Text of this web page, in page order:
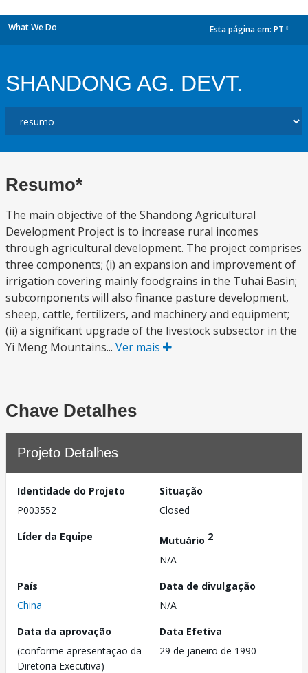
What We Do Esta página em: PT
SHANDONG AG. DEVT.
Resumo*
The main objective of the Shandong Agricultural
Development Project is to increase rural incomes
through agricultural development. The project comprises
three components; (i) an expansion and improvement of
irrigation covering mainly foodgrains in the Tuhai Basin;
subcomponents will also finance pasture development,
sheep, cattle, fertilizers, and machinery and equipment;
(ii) a significant upgrade of the livestock subsector in the
Yi Meng Mountains... Ver mais
Chave Detalhes
Projeto Detalhes
Identidade do Projeto
P003552
Situação
Closed
Líder da Equipe
Mutuário 2
N/A
País
China
Data de divulgação
N/A
Data da aprovação
(conforme apresentação da
Diretoria Executiva)
Data Efetiva
29 de janeiro de 1990